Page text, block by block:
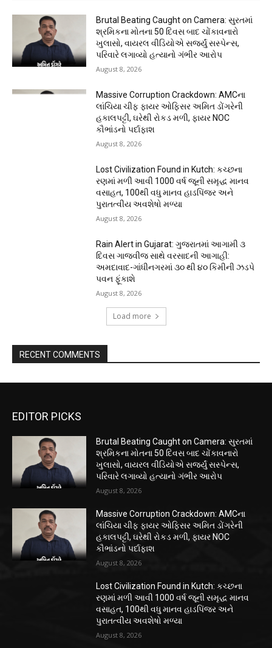
Brutal Beating Caught on Camera: સુરતમાં
શ્રમિકના મોતના 50 દિવસ બાદ ચોંકાવનારો
ખુલાસો, વાયરલ વીડિયોએ સર્જ્યું સસ્પેન્સ,
પરિવારે લગાવ્યો હત્યાનો ગંભીર આરોપ
August 8, 2026
Massive Corruption Crackdown: AMCના
લાંચિયા ચીફ ફાયર ઓફિસર અમિત ડોંગરેની
હકાલપટ્ટી, ઘરેથી રોકડ મળી, ફાયર NOC
કૌભાંડનો પર્દાફાશ
August 8, 2026
Lost Civilization Found in Kutch: કચ્છના
રણમાં મળી આવી 1000 વર્ષ જૂની સમૃદ્ધ માનવ
વસાહત, 100થી વધુ માનવ હાડપિંજર અને
પુરાતત્વીય અવશેષો મળ્યા
August 8, 2026
Rain Alert in Gujarat: ગુજરાતમાં આગામી ૩
દિવસ ગાજવીજ સાથે વરસાદની આગાહી:
અમદાવાદ-ગાંધીનગરમાં ૩૦ થી ૪૦ કિમીની ઝડપે
પવન ફૂંકાશે
August 8, 2026
Load more
RECENT COMMENTS
EDITOR PICKS
Brutal Beating Caught on Camera: સુરતમાં
શ્રમિકના મોતના 50 દિવસ બાદ ચોંકાવનારો
ખુલાસો, વાયરલ વીડિયોએ સર્જ્યું સસ્પેન્સ,
પરિવારે લગાવ્યો હત્યાનો ગંભીર આરોપ
August 8, 2026
Massive Corruption Crackdown: AMCના
લાંચિયા ચીફ ફાયર ઓફિસર અમિત ડોંગરેની
હકાલપટ્ટી, ઘરેથી રોકડ મળી, ફાયર NOC
કૌભાંડનો પર્દાફાશ
August 8, 2026
Lost Civilization Found in Kutch: કચ્છના
રણમાં મળી આવી 1000 વર્ષ જૂની સમૃદ્ધ માનવ
વસાહત, 100થી વધુ માનવ હાડપિંજર અને
પુરાતત્વીય અવશેષો મળ્યા
August 8, 2026